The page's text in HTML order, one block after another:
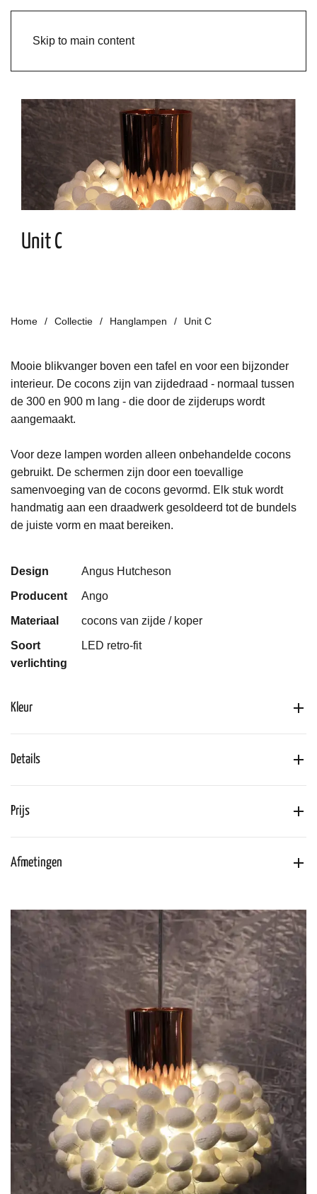
Skip to main content
Unit C
Home Collectie Hanglampen Unit C
Mooie blikvanger boven een tafel en voor een bijzonder
interieur. De cocons zijn van zijdedraad - normaal tussen
de 300 en 900 m lang - die door de zijderups wordt
aangemaakt.
Voor deze lampen worden alleen onbehandelde cocons
gebruikt. De schermen zijn door een toevallige
samenvoeging van de cocons gevormd. Elk stuk wordt
handmatig aan een draadwerk gesoldeerd tot de bundels
de juiste vorm en maat bereiken.
Design Angus Hutcheson
Producent Ango
Materiaal cocons van zijde / koper
Soort
verlichting
LED retro-fit
Kleur
Details
Prijs
Afmetingen